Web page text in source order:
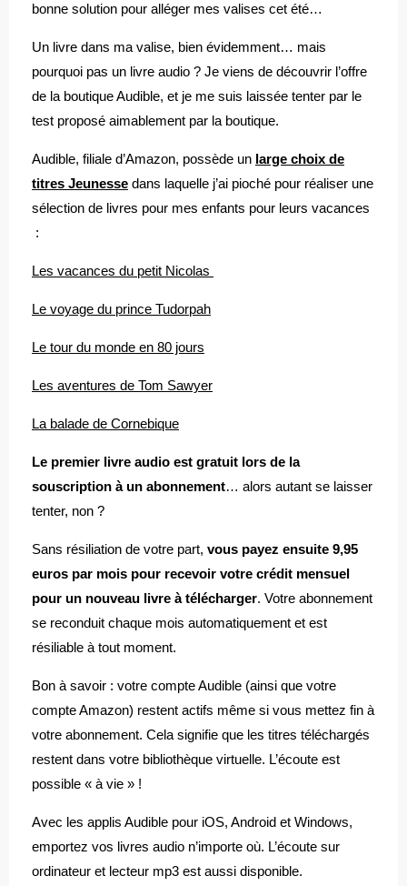
bonne solution pour alléger mes valises cet été…
Un livre dans ma valise, bien évidemment… mais
pourquoi pas un livre audio ? Je viens de découvrir l’offre
de la boutique Audible, et je me suis laissée tenter par le
test proposé aimablement par la boutique.
Audible, filiale d’Amazon, possède un large choix de
titres Jeunesse dans laquelle j’ai pioché pour réaliser une
sélection de livres pour mes enfants pour leurs vacances
:
Les vacances du petit Nicolas
Le voyage du prince Tudorpah
Le tour du monde en 80 jours
Les aventures de Tom Sawyer
La balade de Cornebique
Le premier livre audio est gratuit lors de la
souscription à un abonnement… alors autant se laisser
tenter, non ?
Sans résiliation de votre part, vous payez ensuite 9,95
euros par mois pour recevoir votre crédit mensuel
pour un nouveau livre à télécharger. Votre abonnement
se reconduit chaque mois automatiquement et est
résiliable à tout moment.
Bon à savoir : votre compte Audible (ainsi que votre
compte Amazon) restent actifs même si vous mettez fin à
votre abonnement. Cela signifie que les titres téléchargés
restent dans votre bibliothèque virtuelle. L’écoute est
possible « à vie » !
Avec les applis Audible pour iOS, Android et Windows,
emportez vos livres audio n’importe où. L’écoute sur
ordinateur et lecteur mp3 est aussi disponible.